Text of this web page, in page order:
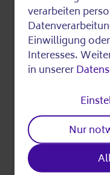
11.08.2026
Digitales
Digital-Zebra
11.08.2026
Weitere
of
personal
data
and
cookies
verarbeiten
Einwilligung
Interesses.
in unserer
Nur